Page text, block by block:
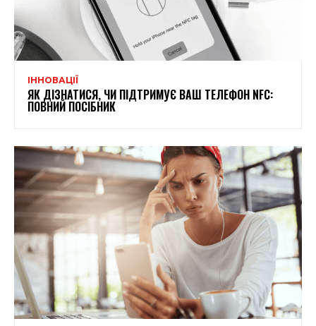
ІННОВАЦІЇ
ЯК ДІЗНАТИСЯ, ЧИ ПІДТРИМУЄ ВАШ ТЕЛЕФОН NFC:
ПОВНИЙ ПОСІБНИК